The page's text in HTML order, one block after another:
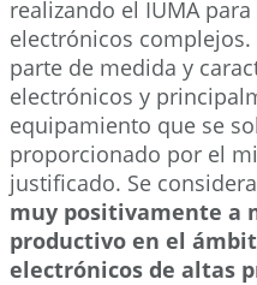
realizando el IUMA
electrónicos
parte de medida y
electrónicos y
equipamiento que se
proporcionado por el
justificado. Se
muy positivamente a
productivo en el
electrónicos de altas